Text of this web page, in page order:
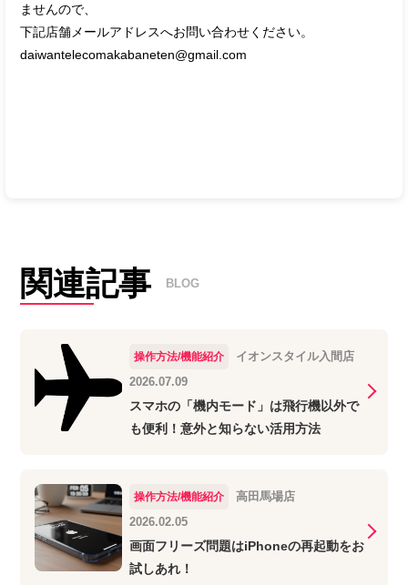
ませんので、
下記店舗メールアドレスへお問い合わせください。
daiwantelecomakabaneten@gmail.com
関連記事 BLOG
操作方法/機能紹介
イオンスタイル入間店
2026.07.09
スマホの「機内モード」は飛行機以外で
も便利！意外と知らない活用方法
操作方法/機能紹介
高田馬場店
2026.02.05
画面フリーズ問題はiPhoneの再起動をお
試しあれ！